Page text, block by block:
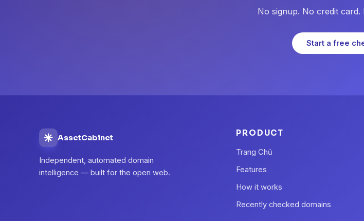
No signup. No credit card.
Start a free
AssetCabinet
Independent, automated domain
intelligence — built for the open web.
PRODUCT
Trang Chủ
Features
How it works
Recently checked domains